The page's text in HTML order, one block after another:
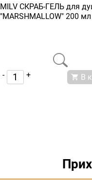
MILV СКРАБ-ГЕЛЬ для
"MARSHMALLOW" 200
- + В